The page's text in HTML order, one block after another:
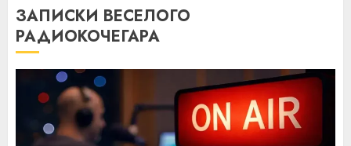
ЗАПИСКИ ВЕСЕЛОГО
РАДИОКОЧЕГАРА